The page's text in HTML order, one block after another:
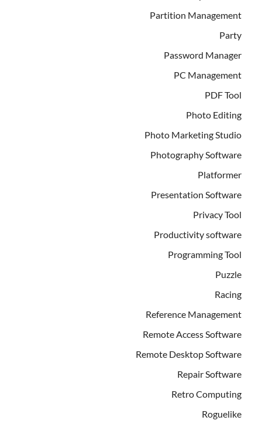
Partition Management
Party
Password Manager
PC Management
PDF Tool
Photo Editing
Photo Marketing Studio
Photography Software
Platformer
Presentation Software
Privacy Tool
Productivity software
Programming Tool
Puzzle
Racing
Reference Management
Remote Access Software
Remote Desktop Software
Repair Software
Retro Computing
Roguelike